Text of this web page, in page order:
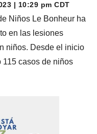
| 10:29 pm CDT
Niños Le Bonheur ha
en las lesiones
niños. Desde el inicio
115 casos de niños